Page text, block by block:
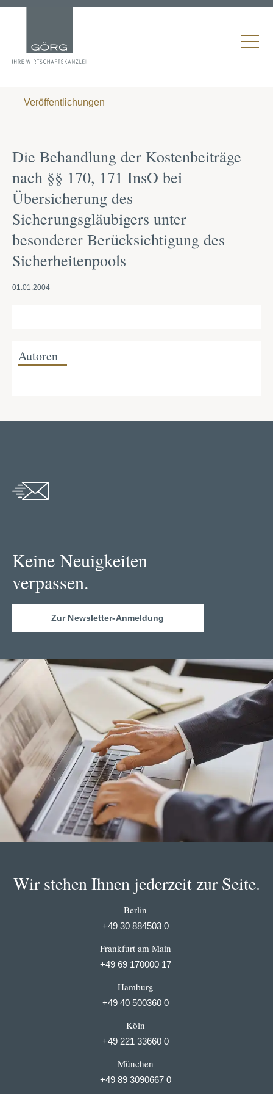
Veröffentlichungen
Die Behandlung der Kostenbeiträge
nach §§ 170, 171 InsO bei
Übersicherung des
Sicherungsgläubigers unter
besonderer Berücksichtigung des
Sicherheitenpools
01.01.2004
Autoren
Keine Neuigkeiten
verpassen.
Zur Newsletter-Anmeldung
Wir stehen Ihnen jederzeit zur Seite.
Berlin
+49 30 884503 0
Frankfurt am Main
+49 69 170000 17
Hamburg
+49 40 500360 0
Köln
+49 221 33660 0
München
+49 89 3090667 0